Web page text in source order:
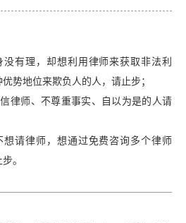
有理，却想利用律师来获取非法利
势地位来欺负人的人，请止步；
律师、不尊重事实、自以为是的人请
想请律师，想通过免费咨询多个律师
。